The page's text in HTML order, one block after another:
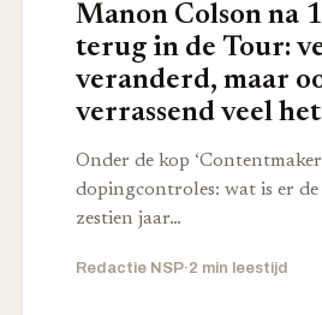
Manon Colson na
terug in de Tour:
veranderd, maar
verrassend veel
Onder de kop
dopingcontroles: wat is er
zestien jaar…
Redactie NSP·2 min leestijd